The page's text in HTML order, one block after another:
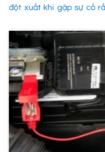
đột xuất khi gặp sự cố
Hữu Quận 9 một cách
mọi hoạt động của
đoạn. 1. Dịch vụ thay ắc quy tận nơi tại Phường Phú Hữu Quận 9
nhanh chóng, uy tín